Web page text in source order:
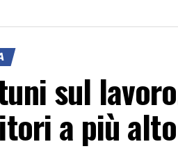
sul
a più